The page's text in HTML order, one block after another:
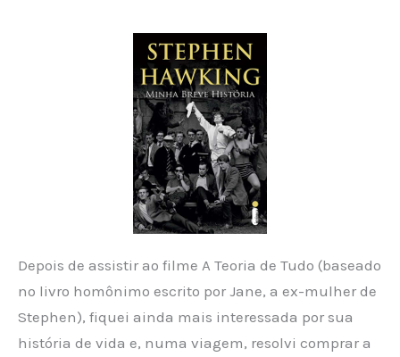
Depois de assistir ao filme A Teoria de Tudo (baseado
no livro homônimo escrito por Jane, a ex-mulher de
Stephen), fiquei ainda mais interessada por sua
história de vida e, numa viagem, resolvi comprar a